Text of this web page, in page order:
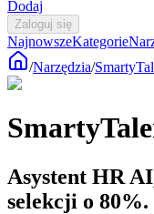
Dodaj
Zaloguj się
NajnowszeKategorie
/Narzędzia/
Asystent HR
selekcji o 80%.